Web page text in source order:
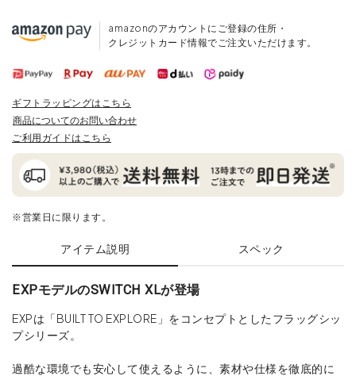
amazonのアカウントにご登録の住所・
クレジットカード情報でご注文いただけます。
ギフトラッピングはこちら
商品についてのお問い合わせ
ご利用ガイドはこちら
※営業日に限ります。
アイテム説明 スペック
EXPモデルのSWITCH XLが登場
EXPは「BUILT TO EXPLORE」をコンセプトとしたフラッグシッ
プシリーズ。
過酷な環境でも安心して使えるように、素材や仕様を徹底的に